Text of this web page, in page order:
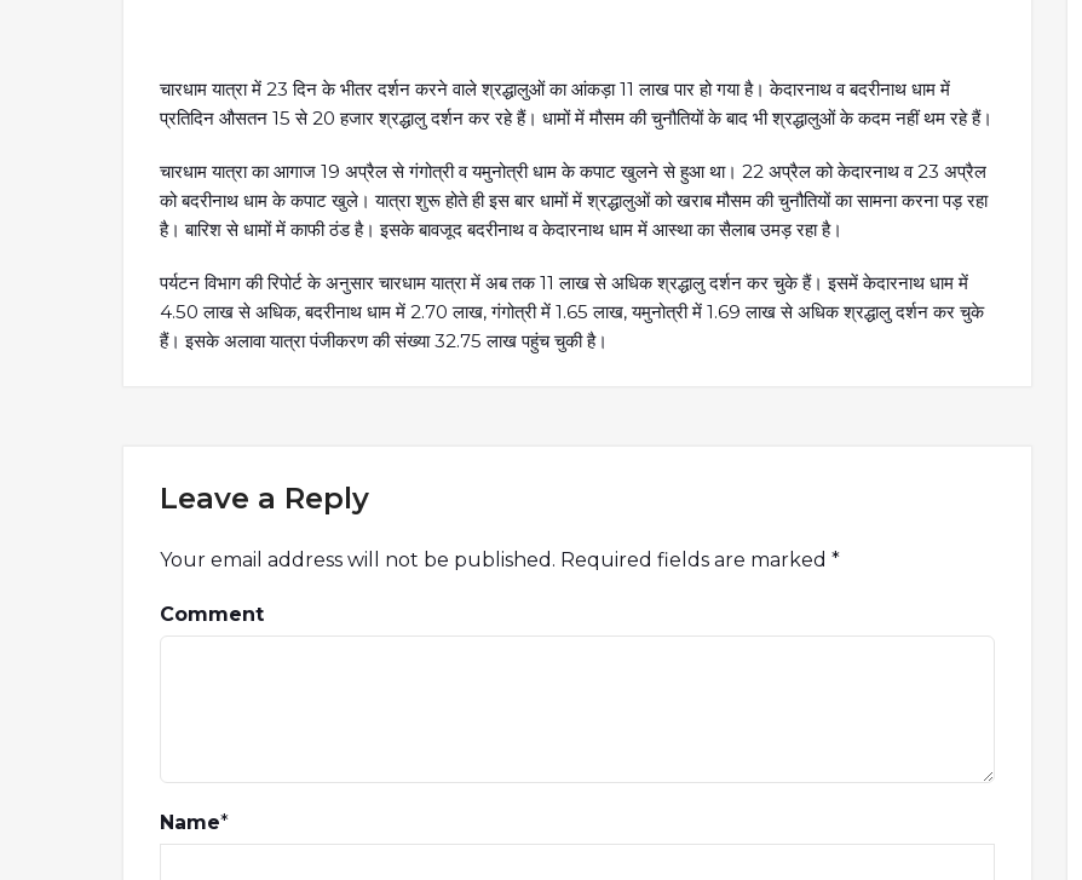
चारधाम यात्रा में 23 दिन के भीतर दर्शन करने वाले श्रद्धालुओं का आंकड़ा 11 लाख पार हो गया है। केदारनाथ व बदरीनाथ धाम में
प्रतिदिन औसतन 15 से 20 हजार श्रद्धालु दर्शन कर रहे हैं। धामों में मौसम की चुनौतियों के बाद भी श्रद्धालुओं के कदम नहीं थम रहे हैं।
चारधाम यात्रा का आगाज 19 अप्रैल से गंगोत्री व यमुनोत्री धाम के कपाट खुलने से हुआ था। 22 अप्रैल को केदारनाथ व 23 अप्रैल
को बदरीनाथ धाम के कपाट खुले। यात्रा शुरू होते ही इस बार धामों में श्रद्धालुओं को खराब मौसम की चुनौतियों का सामना करना पड़ रहा
है। बारिश से धामों में काफी ठंड है। इसके बावजूद बदरीनाथ व केदारनाथ धाम में आस्था का सैलाब उमड़ रहा है।
पर्यटन विभाग की रिपोर्ट के अनुसार चारधाम यात्रा में अब तक 11 लाख से अधिक श्रद्धालु दर्शन कर चुके हैं। इसमें केदारनाथ धाम में
4.50 लाख से अधिक, बदरीनाथ धाम में 2.70 लाख, गंगोत्री में 1.65 लाख, यमुनोत्री में 1.69 लाख से अधिक श्रद्धालु दर्शन कर चुके
हैं। इसके अलावा यात्रा पंजीकरण की संख्या 32.75 लाख पहुंच चुकी है।
Leave a Reply
Your email address will not be published. Required fields are marked *
Comment
Name*